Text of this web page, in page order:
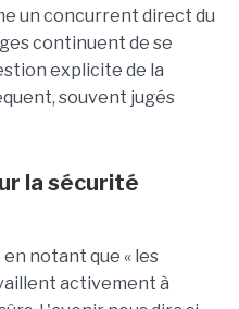
un concurrent direct du
continuent de se
explicite de la
souvent jugés
la sécurité
notant que « les
activement à